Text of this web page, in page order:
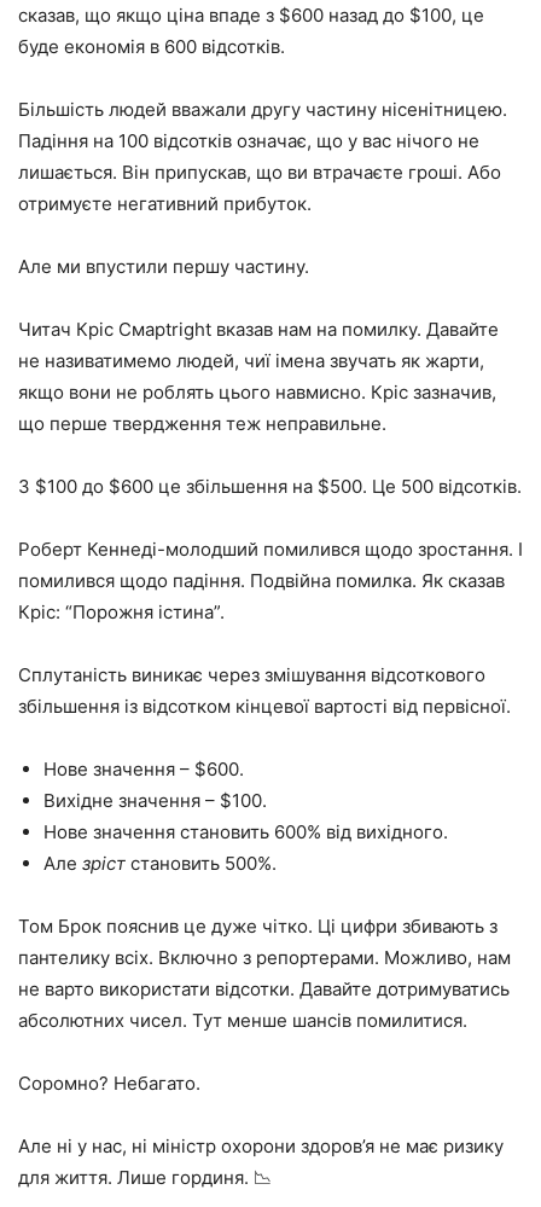
сказав, що якщо ціна впаде з $600 назад до $100, це
буде економія в 600 відсотків.
Більшість людей вважали другу частину нісенітницею.
Падіння на 100 відсотків означає, що у вас нічого не
лишається. Він припускав, що ви втрачаєте гроші. Або
отримуєте негативний прибуток.
Але ми впустили першу частину.
Читач Кріс Смарtright вказав нам на помилку. Давайте
не називатимемо людей, чиї імена звучать як жарти,
якщо вони не роблять цього навмисно. Кріс зазначив,
що перше твердження теж неправильне.
З $100 до $600 це збільшення на $500. Це 500 відсотків.
Роберт Кеннеді-молодший помилився щодо зростання. І
помилився щодо падіння. Подвійна помилка. Як сказав
Кріс: “Порожня істина”.
Сплутаність виникає через змішування відсоткового
збільшення із відсотком кінцевої вартості від первісної.
Нове значення – $600.
Вихідне значення – $100.
Нове значення становить 600% від вихідного.
Але зріст становить 500%.
Том Брок пояснив це дуже чітко. Ці цифри збивають з
пантелику всіх. Включно з репортерами. Можливо, нам
не варто використати відсотки. Давайте дотримуватись
абсолютних чисел. Тут менше шансів помилитися.
Соромно? Небагато.
Але ні у нас, ні міністр охорони здоров’я не має ризику
для життя. Лише гординя. 📉